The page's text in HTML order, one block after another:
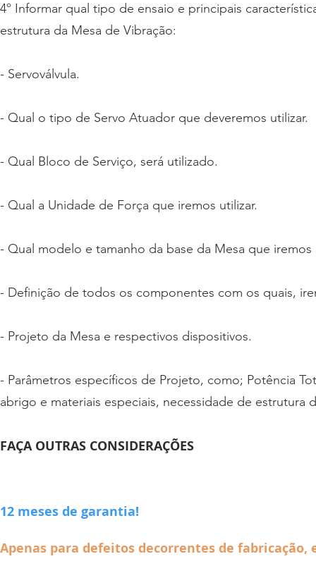
4º Informar qual tipo de ensaio e principais
estrutura da Mesa de Vibração:
- Servoválvula.
- Qual o tipo de Servo Atuador que deveremos utilizar.
- Qual Bloco de Serviço, será utilizado.
- Qual a Unidade de Força que iremos utilizar.
- Qual modelo e tamanho da base da Mesa que iremos
- Definição de todos os componentes com os quais,
- Projeto da Mesa e respectivos dispositivos.
- Parâmetros específicos de Projeto, como; Potência
abrigo e materiais especiais, necessidade de
FAÇA OUTRAS CONSIDERAÇÕES
12 meses de garantia!
Apenas para defeitos decorrentes de fabricação,